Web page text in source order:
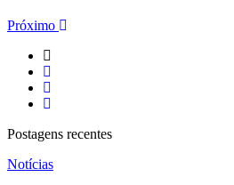
Próximo
Postagens recentes
Notícias